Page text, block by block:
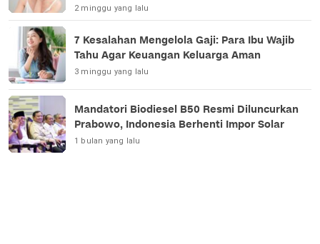
2 minggu yang lalu
7 Kesalahan Mengelola Gaji: Para Ibu Wajib
Tahu Agar Keuangan Keluarga Aman
3 minggu yang lalu
Mandatori Biodiesel B50 Resmi Diluncurkan
Prabowo, Indonesia Berhenti Impor Solar
1 bulan yang lalu